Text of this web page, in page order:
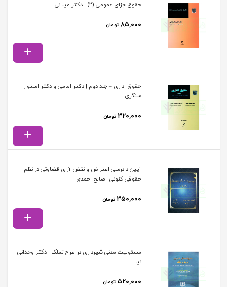
حقوق جزای عمومی (2) | دکتر میلانی
۸۵,۰۰۰ تومان
حقوق اداری – جلد دوم | دکتر امامی و دکتر استوار
سنگری
۳۲۰,۰۰۰ تومان
آیین دادرسی اعتراض و نقض آرای قضاوتی در نظم
حقوقی کنونی | صالح احمدی
۳۵۰,۰۰۰ تومان
مسئولیت مدنی شهرداری در طرح تملک | دکتر وحدانی
نیا
۵۲۰,۰۰۰ تومان